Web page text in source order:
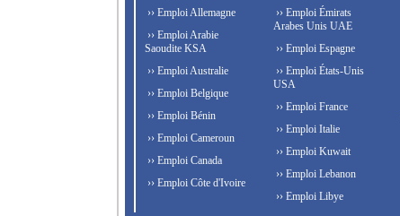
›› Emploi Allemagne
›› Emploi Arabie
Saoudite KSA
›› Emploi Australie
›› Emploi Belgique
›› Emploi Bénin
›› Emploi Cameroun
›› Emploi Canada
›› Emploi Côte d'Ivoire
›› Emploi Émirats
Arabes Unis UAE
›› Emploi Espagne
›› Emploi États-Unis
USA
›› Emploi France
›› Emploi Italie
›› Emploi Kuwait
›› Emploi Lebanon
›› Emploi Libye